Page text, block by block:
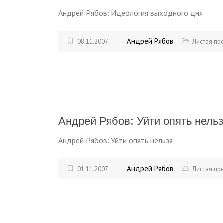
Андрей Рябов: Идеология выходного дня
08.11.2007 Андрей Рябов Листая
Андрей Рябов: Уйти опять
Андрей Рябов: Уйти опять нельзя
01.11.2007 Андрей Рябов Листая